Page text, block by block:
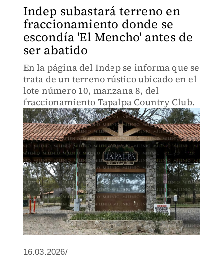
Indep subastará terreno en
fraccionamiento donde se
escondía 'El Mencho' antes de
ser abatido
En la página del Indep se informa que se
trata de un terreno rústico ubicado en el
lote número 10, manzana 8, del
fraccionamiento Tapalpa Country Club.
16.03.2026/